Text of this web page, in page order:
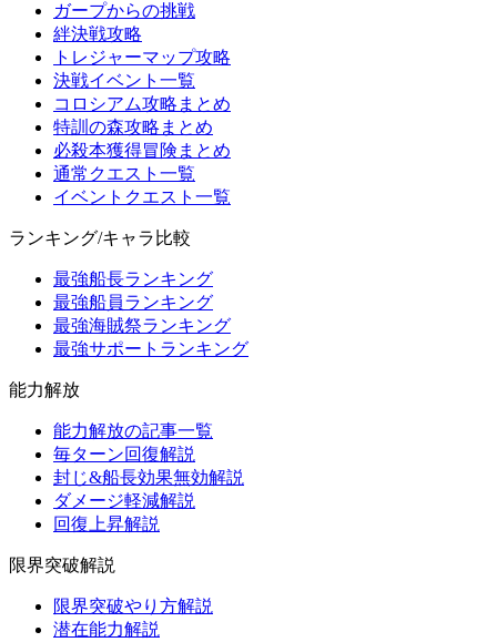
ガープからの挑戦
絆決戦攻略
トレジャーマップ攻略
決戦イベント一覧
コロシアム攻略まとめ
特訓の森攻略まとめ
必殺本獲得冒険まとめ
通常クエスト一覧
イベントクエスト一覧
ランキング/キャラ比較
最強船長ランキング
最強船員ランキング
最強海賊祭ランキング
最強サポートランキング
能力解放
能力解放の記事一覧
毎ターン回復解説
封じ&船長効果無効解説
ダメージ軽減解説
回復上昇解説
限界突破解説
限界突破やり方解説
潜在能力解説